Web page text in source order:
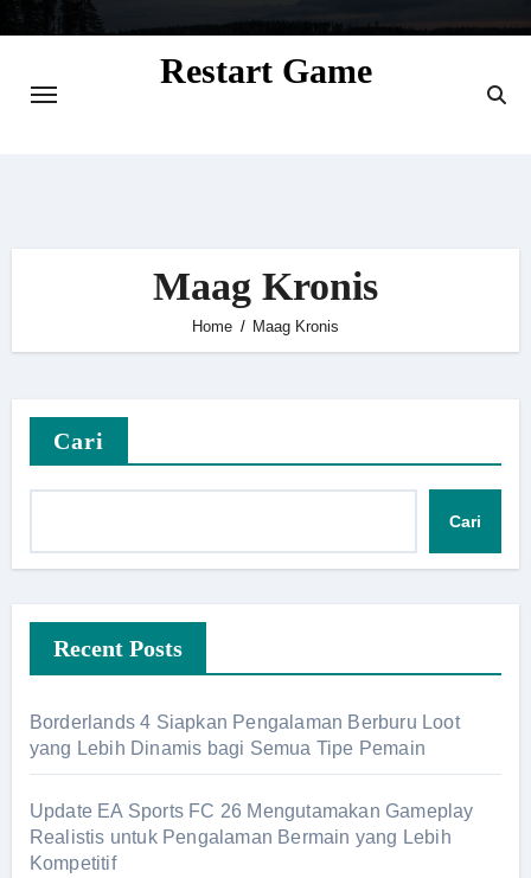
Restart Game
Maag Kronis
Home Maag Kronis
Cari
Cari
Recent Posts
Borderlands 4 Siapkan Pengalaman Berburu Loot
yang Lebih Dinamis bagi Semua Tipe Pemain
Update EA Sports FC 26 Mengutamakan Gameplay
Realistis untuk Pengalaman Bermain yang Lebih
Kompetitif